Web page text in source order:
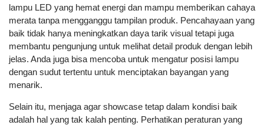
lampu LED yang hemat energi dan mampu memberikan cahaya
merata tanpa mengganggu tampilan produk. Pencahayaan yang
baik tidak hanya meningkatkan daya tarik visual tetapi juga
membantu pengunjung untuk melihat detail produk dengan lebih
jelas. Anda juga bisa mencoba untuk mengatur posisi lampu
dengan sudut tertentu untuk menciptakan bayangan yang
menarik.
Selain itu, menjaga agar showcase tetap dalam kondisi baik
adalah hal yang tak kalah penting. Perhatikan peraturan yang